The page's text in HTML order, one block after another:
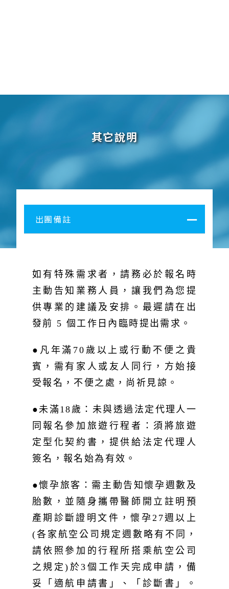
其它說明
出團備註
如有特殊需求者，請務必於報名時
主動告知業務人員，讓我們為您提
供專業的建議及安排。最遲請在出
發前 5 個工作日內臨時提出需求。
●凡年滿70歲以上或行動不便之貴
賓，需有家人或友人同行，方始接
受報名，不便之處，尚祈見諒。
●未滿18歲：未與透過法定代理人一
同報名參加旅遊行程者：須將旅遊
定型化契約書，提供給法定代理人
簽名，報名始為有效。
●懷孕旅客：需主動告知懷孕週數及
胎數，並隨身攜帶醫師開立註明預
產期診斷證明文件，懷孕27週以上
(各家航空公司規定週數略有不同，
請依照參加的行程所搭乘航空公司
之規定)於3個工作天完成申請，備
妥「適航申請書」、「診斷書」。